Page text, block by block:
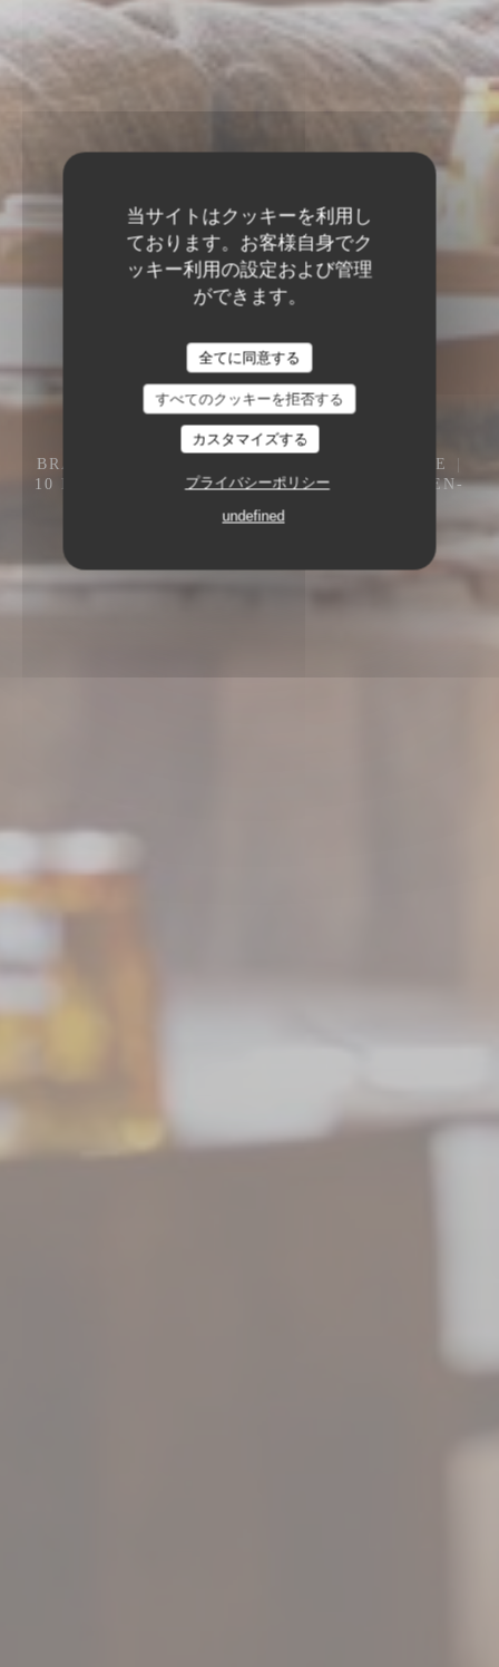
当サイトはクッキーを利用し
ております。お客様自身でク
ッキー利用の設定および管理
ができます。
全てに同意する
すべてのクッキーを拒否する
カスタマイズする
プライバシーポリシー
undefined
BRASSERIE MÉDITERRANÉENNE / TERRASSE
10 PL. DE LA RÉPUBLIQUE 93400 SAINT-OUEN-